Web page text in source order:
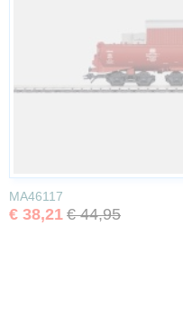
MA46117
€ 38,21 € 44,95